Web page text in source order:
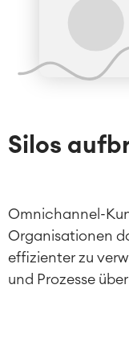
Silos
Omnichannel-
Organisationen
effizienter zu
und Prozesse